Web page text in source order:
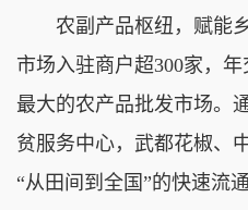
农副产品枢纽，赋能乡
市场入驻商户超300家，
最大的农产品批发市场。
贫服务中心，武都花椒、
“从田间到全国”的快速流